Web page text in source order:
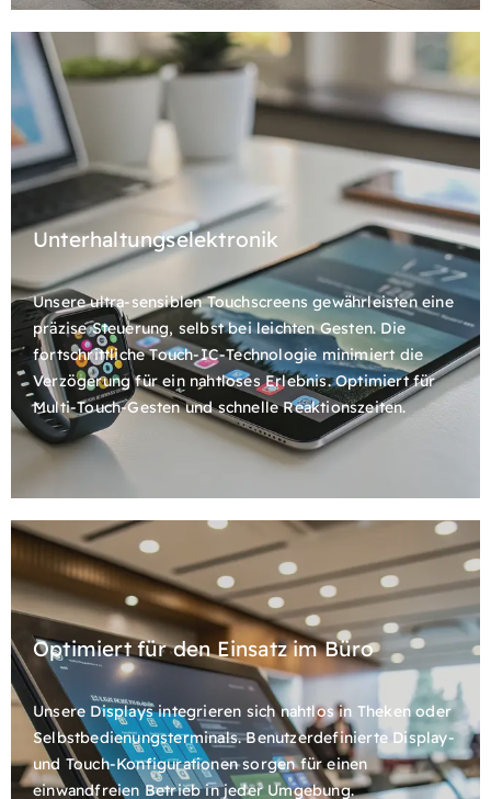
Unterhaltungselektronik
Unsere ultra-sensiblen Touchscreens gewährleisten eine
präzise Steuerung, selbst bei leichten Gesten. Die
fortschrittliche Touch-IC-Technologie minimiert die
Verzögerung für ein nahtloses Erlebnis. Optimiert für
Multi-Touch-Gesten und schnelle Reaktionszeiten.
Optimiert für den Einsatz im Büro
Unsere Displays integrieren sich nahtlos in Theken oder
Selbstbedienungsterminals. Benutzerdefinierte Display-
und Touch-Konfigurationen sorgen für einen
einwandfreien Betrieb in jeder Umgebung.